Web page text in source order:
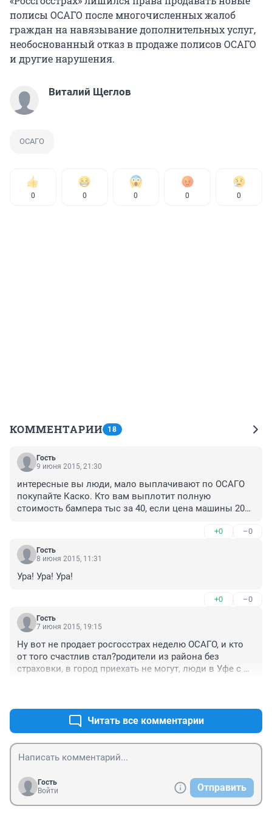
полисы ОСАГО после многочисленных жалоб
граждан на навязывание дополнительных услуг,
необоснованный отказ в продаже полисов ОСАГО
и другие нарушения.
Виталий Щеглов
ОСАГО
0 0 0 0 0
КОММЕНТАРИИ 18
Гость
9 июня 2015, 21:30
интересные вы люди, мало выплачивают по ОСАГО
покупайте Каско. Кто вам выплотит полную
стоимость бампера тыс за 40, если цена машины 200
как делают расчет. А фортуна РГС это отличная штука.
Не хочешь ты в праве отказаться!!!
+0 –0
Гость
8 июня 2015, 11:31
Ура! Ура! Ура!
+0 –0
Гость
7 июня 2015, 19:15
Ну вот не продает росгосстрах неделю ОСАГО, и кто
от того счастлив стал?родители из района без
страховки, в город приехать не могут, люди в Уфе с
Читать все комментарии
Гость
Войти
Отправить